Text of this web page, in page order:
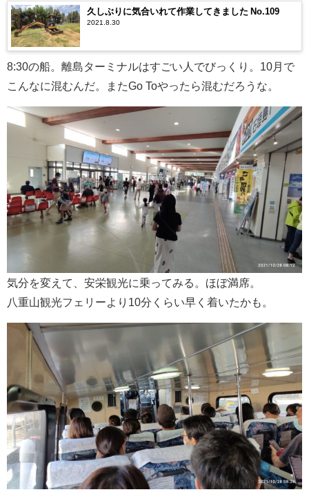
久しぶりに気合いれて作業してきました No.109
2021.8.30
8:30の船。離島ターミナルはすごい人でびっくり。10月で
こんなに混むんだ。またGo Toやったら混むだろうな。
気分を変えて、安栄観光に乗ってみる。ほぼ満席。
八重山観光フェリーより10分くらい早く着いたかも。